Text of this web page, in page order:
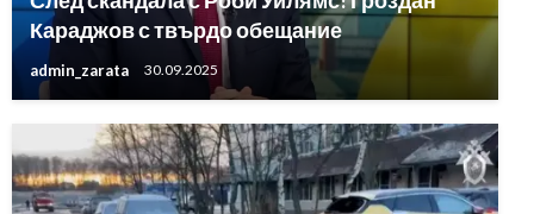
Караджов с твърдо обещание
admin_zarata 30.09.2025